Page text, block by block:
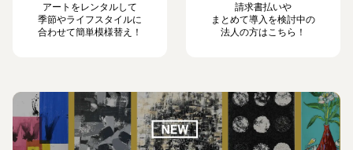
アートをレンタルして
季節やライフスタイルに
合わせて簡単模様替え！
請求書払いや
まとめて導入を検討中の
法人の方はこちら！